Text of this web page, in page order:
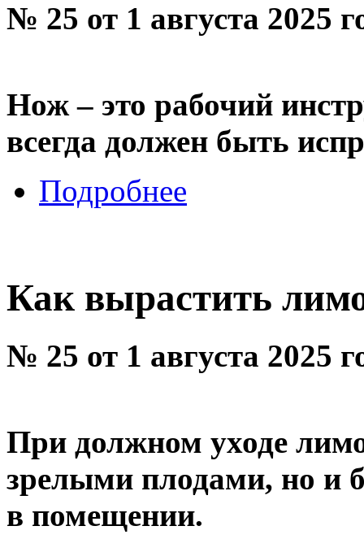
№ 25 от 1 августа 2025
Нож – это рабочий
всегда должен быть
Подробнее
Как вырастить
№ 25 от 1 августа 2025
При должном уходе
зрелыми плодами, но и
в помещении.